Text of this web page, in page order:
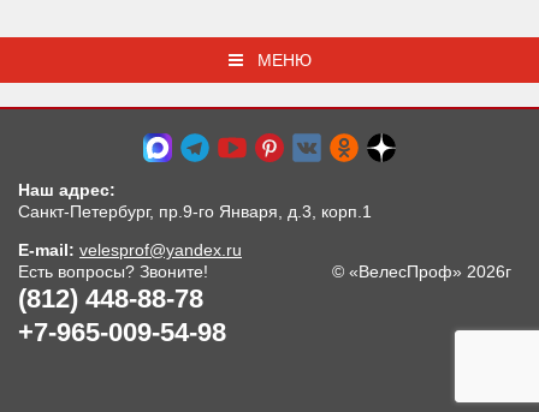
МЕНЮ
Наш адрес:
Санкт-Петербург, пр.9-го Января, д.3, корп.1
E-mail: velesprof@yandex.ru
Есть вопросы? Звоните!
(812) 448-88-78
+7-965-009-54-98
© «ВелесПроф» 2026г